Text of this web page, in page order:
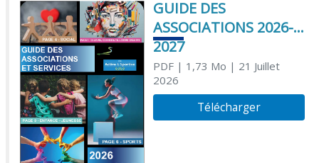
GUIDE DES
ASSOCIATIONS 2026-
2027
PDF| 1,73 Mo | 21 Juillet
2026
Télécharger